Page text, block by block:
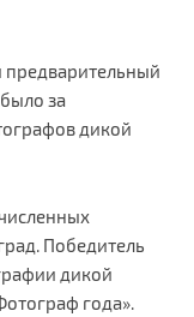
предварительный
за
дикой
Победитель
дикой
года».